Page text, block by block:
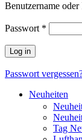
Benutzername
Passwort *
Log in
Passwort
Neuheiten
Tag